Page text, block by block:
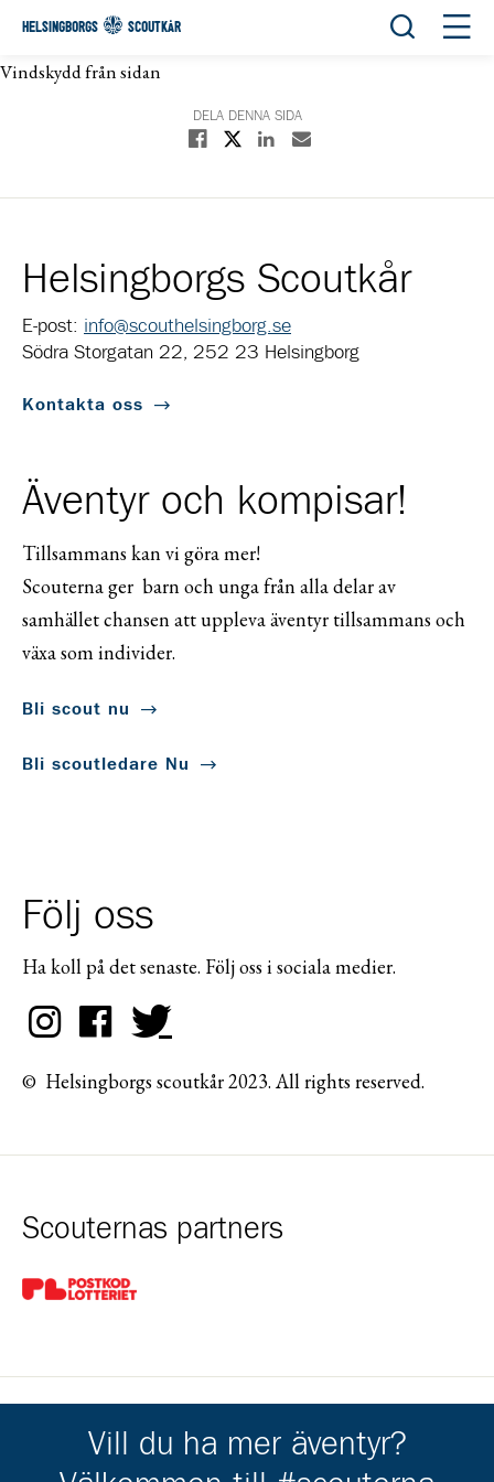
HELSINGBORGS SCOUTKÅR Öppna
Vindskydd från sidan
DELA DENNA SIDA
Dela på Facebook
Dela på XDela på Linkedin
Dela med E-post
Helsingborgs Scoutkår
E-post: info@scouthelsingborg.se
Södra Storgatan 22, 252 23 Helsingborg
Kontakta oss
Äventyr och kompisar!
Tillsammans kan vi göra mer!
Scouterna ger barn och unga från alla delar av
samhället chansen att uppleva äventyr tillsammans och
växa som individer.
Bli scout nu
Bli scoutledare Nu
Följ oss
Ha koll på det senaste. Följ oss i sociala medier.
© Helsingborgs scoutkår 2023. All rights reserved.
Scouternas partners
Gå till pl_50
Kårens partners
Vill du ha mer äventyr?